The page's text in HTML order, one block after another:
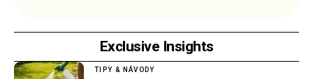
Exclusive Insights
TIPY & NÁVODY